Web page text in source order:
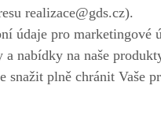
realizace@gds.cz).
údaje pro marketingové
nabídky na naše
plně chránit Vaše